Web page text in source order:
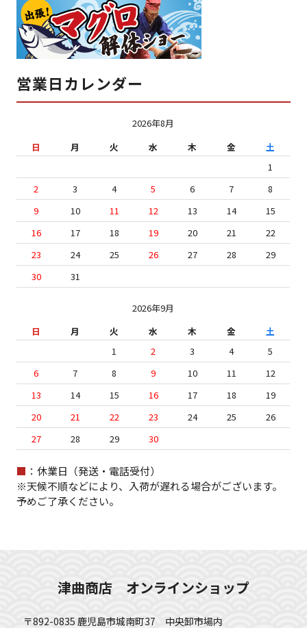
営業日カレンダー
2026年8月
日
月 火 水 木 金
土
1
2
3 4 5 6 7
8
9
10 11 12 13 14
15
16
17 18 19 20 21
22
23
24 25 26 27 28
29
30
31
2026年9月
日
月 火 水 木 金
土
1
2 3 4
5
6
7 8 9 10 11
12
13
14 15 16 17 18
19
20
21 22 23 24 25
26
27
28 29 30
■ ：休業日（発送・電話受付）
※天候不順などにより、入荷が遅れる場合がございます。
予めご了承ください。
津曲商店 オンラインショップ
〒892-0835 鹿児島市城南町37 中央卸市場内